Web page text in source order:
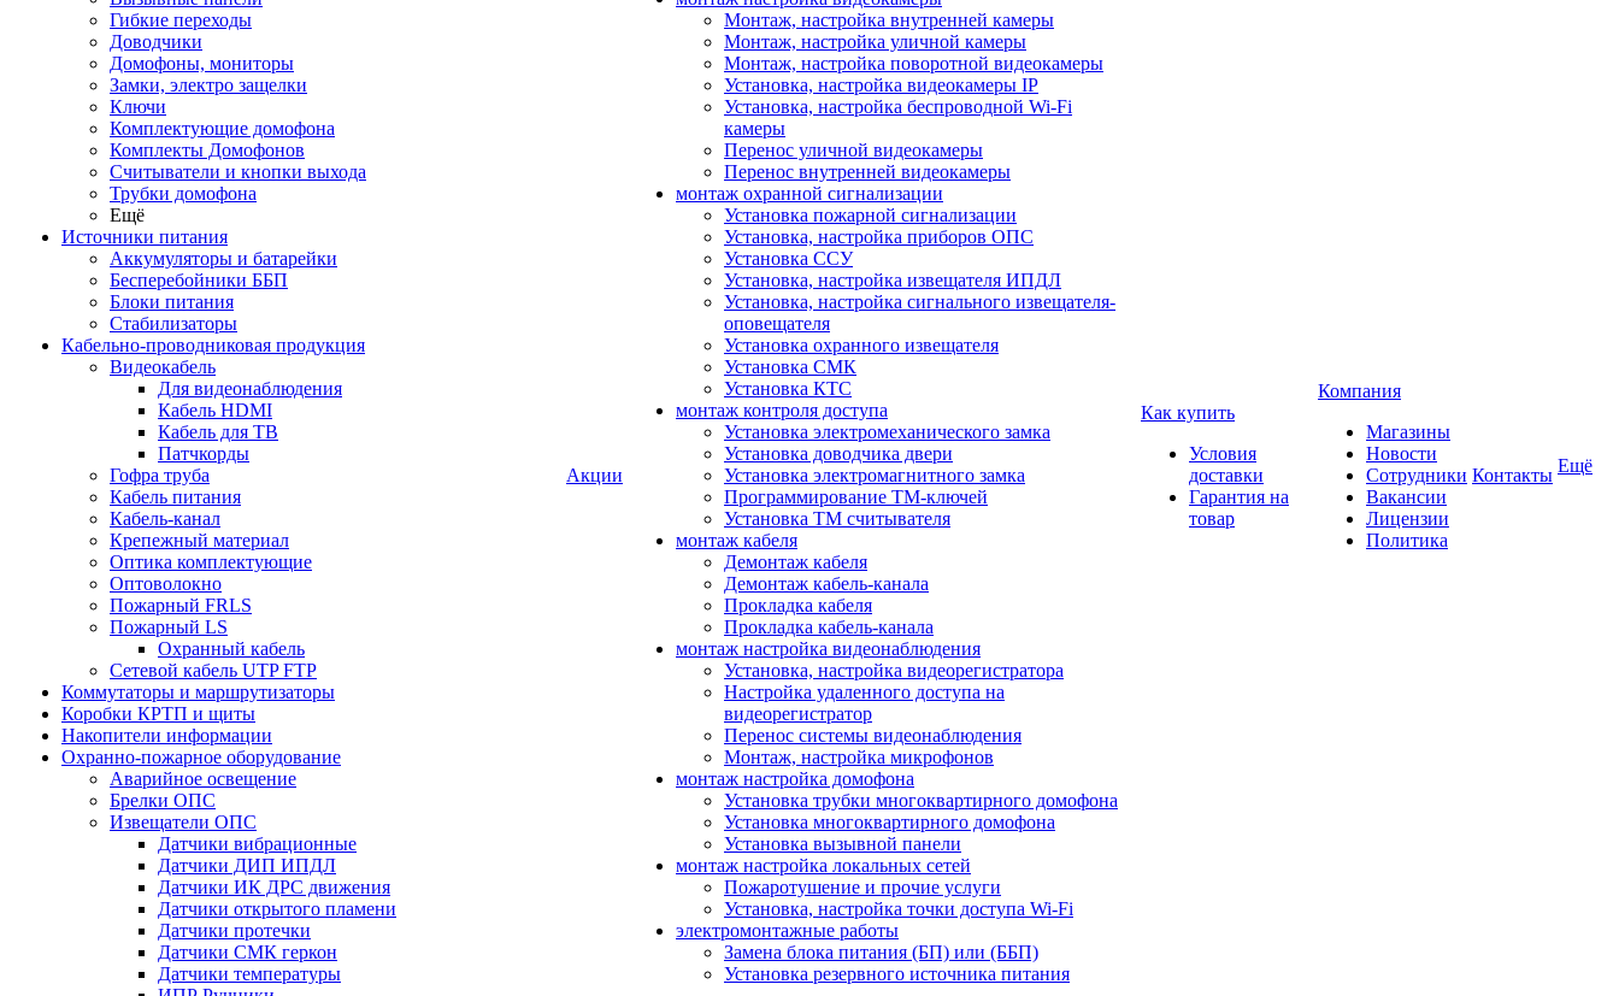
Гибкие переходы
Доводчики
Домофоны, мониторы
Замки, электро защелки
Ключи
Комплектующие домофона
Комплекты Домофонов
Считыватели и кнопки выхода
Трубки домофона
Ещё
Источники питания
Аккумуляторы и батарейки
Бесперебойники ББП
Блоки питания
Стабилизаторы
Кабельно-проводниковая продукция
Видеокабель
Для видеонаблюдения
Кабель HDMI
Кабель для ТВ
Патчкорды
Гофра труба
Кабель питания
Кабель-канал
Крепежный материал
Оптика комплектующие
Оптоволокно
Пожарный FRLS
Пожарный LS
Охранный кабель
Сетевой кабель UTP FTP
Коммутаторы и маршрутизаторы
Коробки КРТП и щиты
Накопители информации
Охранно-пожарное оборудование
Аварийное освещение
Брелки ОПС
Извещатели ОПС
Датчики вибрационные
Датчики ДИП ИПДЛ
Датчики ИК ДРС движения
Датчики открытого пламени
Датчики протечки
Датчики СМК геркон
Датчики температуры
Акции
Монтаж, настройка внутренней камеры
Монтаж, настройка уличной камеры
Монтаж, настройка поворотной видеокамеры
Установка, настройка видеокамеры IP
Установка, настройка беспроводной Wi-Fi
камеры
Перенос уличной видеокамеры
Перенос внутренней видеокамеры
монтаж охранной сигнализации
Установка пожарной сигнализации
Установка, настройка приборов ОПС
Установка ССУ
Установка, настройка извещателя ИПДЛ
Установка, настройка сигнального извещателя-
оповещателя
Установка охранного извещателя
Установка СМК
Установка КТС
монтаж контроля доступа
Установка электромеханического замка
Установка доводчика двери
Установка электромагнитного замка
Программирование ТМ-ключей
Установка ТМ считывателя
монтаж кабеля
Демонтаж кабеля
Демонтаж кабель-канала
Прокладка кабеля
Прокладка кабель-канала
монтаж настройка видеонаблюдения
Установка, настройка видеорегистратора
Настройка удаленного доступа на
видеорегистратор
Перенос системы видеонаблюдения
Монтаж, настройка микрофонов
монтаж настройка домофона
Установка трубки многоквартирного домофона
Установка многоквартирного домофона
Установка вызывной панели
монтаж настройка локальных сетей
Пожаротушение и прочие услуги
Установка, настройка точки доступа Wi-Fi
электромонтажные работы
Замена блока питания (БП) или (ББП)
Установка резервного источника питания
Как купить
Условия
доставки
Гарантия на
товар
Компания
Магазины
Новости
Сотрудники
Вакансии
Лицензии
Политика
Контакты Ещё